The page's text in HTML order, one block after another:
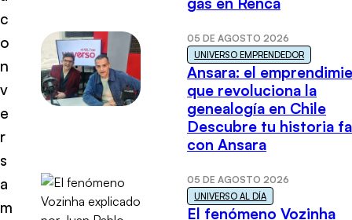
c
o
n
v
e
r
s
a
m
05 DE AGOSTO 2026
UNIVERSO EMPRENDEDOR
Ansara: el
que revoluciona la
genealogía en Chile
Descubre tu historia
con Ansara
05 DE AGOSTO 2026
UNIVERSO AL DÍA
El fenómeno Vozinha